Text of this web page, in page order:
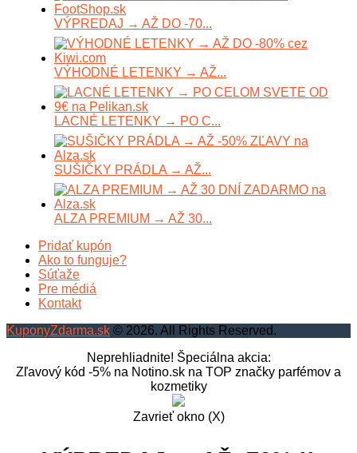
VÝPREDAJ → AŽ DO -70...
VÝHODNÉ LETENKY → AŽ...
LACNÉ LETENKY → PO C...
SUŠIČKY PRÁDLA → AŽ...
ALZA PREMIUM → AŽ 30...
Pridať kupón
Ako to funguje?
Súťaže
Pre médiá
Kontakt
KuponyZdarma.sk © 2026. All Rights Reserved.
Neprehliadnite! Špeciálna akcia:
Zľavový kód -5% na Notino.sk na TOP značky parfémov a
kozmetiky
Zavrieť okno (X)